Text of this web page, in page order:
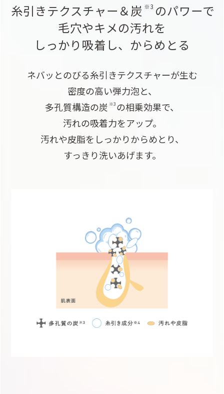
糸引きテクスチャー＆炭 ※3 のパワーで
毛穴やキメの汚れを
しっかり吸着し、からめとる
ネバッとのびる糸引きテクスチャーが生む
密度の高い弾力泡と、
多孔質構造の炭 ※3 の相乗効果で、
汚れの吸着力をアップ。
汚れや皮脂をしっかりからめとり、
すっきり洗いあげます。